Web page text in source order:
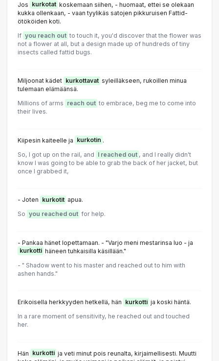
Jos kurkotat koskemaan siihen, - huomaat, ettei se olekaan
kukka ollenkaan, - vaan tyylikäs satojen pikkuruisen Fattid-
ötököiden koti.
If you reach out to touch it, you'd discover that the flower was
not a flower at all, but a design made up of hundreds of tiny
insects called fattid bugs.
Miljoonat kädet kurkottavat syleilläkseen, rukoillen minua
tulemaan elämäänsä.
Millions of arms reach out to embrace, beg me to come into
their lives.
Kiipesin kaiteelle ja kurkotin .
So, I got up on the rail, and I reached out , and I really didn't
know I was going to be able to grab the back of her jacket, but
once I grabbed it,
- Joten kurkotit apua.
So you reached out for help.
- Pankaa hänet lopettamaan. - "Varjo meni mestarinsa luo - ja
kurkotti häneen tuhkaisilla käsillään."
- " Shadow went to his master and reached out to him with
ashen hands."
Erikoisella herkkyyden hetkellä, hän kurkotti ja koski häntä.
In a rare moment of sensitivity, he reached out and touched
her.
Hän kurkotti ja veti minut pois reunalta, kirjaimellisesti. Muutti